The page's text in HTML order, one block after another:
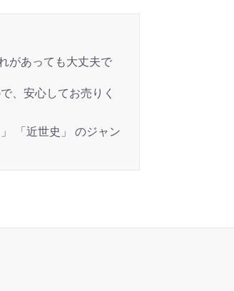
があっても大丈夫で
、安心してお売りく
「近世史」 のジャン